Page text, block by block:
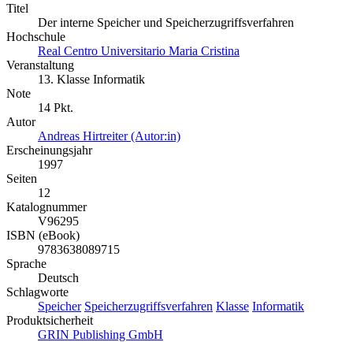
Titel
Der interne Speicher und Speicherzugriffsverfahren
Hochschule
Real Centro Universitario Maria Cristina
Veranstaltung
13. Klasse Informatik
Note
14 Pkt.
Autor
Andreas Hirtreiter (Autor:in)
Erscheinungsjahr
1997
Seiten
12
Katalognummer
V96295
ISBN (eBook)
9783638089715
Sprache
Deutsch
Schlagworte
Speicher Speicherzugriffsverfahren Klasse Informatik
Produktsicherheit
GRIN Publishing GmbH